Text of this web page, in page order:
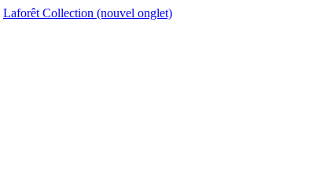
Laforêt Collection (nouvel onglet)